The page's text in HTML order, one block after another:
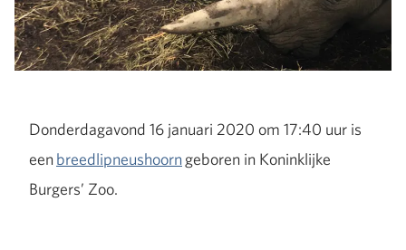
Donderdagavond 16 januari 2020 om 17:40 uur is
eenbreedlipneushoorn geboren in Koninklijke
Burgers’ Zoo.